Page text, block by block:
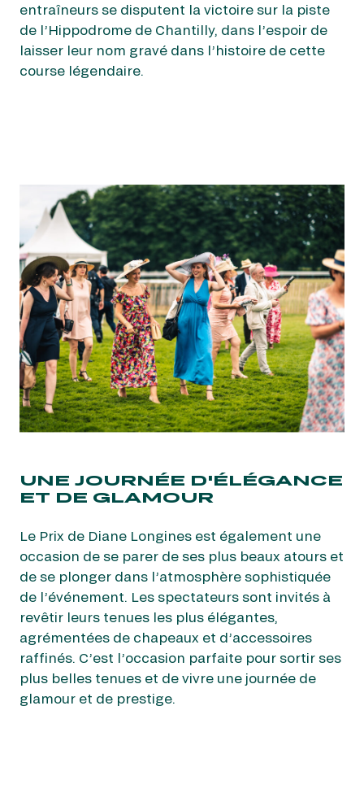
entraîneurs se disputent la victoire sur la piste
de l’Hippodrome de Chantilly, dans l’espoir de
laisser leur nom gravé dans l’histoire de cette
course légendaire.
UNE JOURNÉE D'ÉLÉGANCE
ET DE GLAMOUR
Le Prix de Diane Longines est également une
occasion de se parer de ses plus beaux atours et
de se plonger dans l’atmosphère sophistiquée
de l’événement. Les spectateurs sont invités à
revêtir leurs tenues les plus élégantes,
agrémentées de chapeaux et d’accessoires
raffinés. C’est l’occasion parfaite pour sortir ses
plus belles tenues et de vivre une journée de
glamour et de prestige.